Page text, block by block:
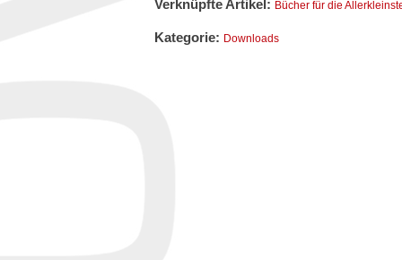
Verknüpfte Artikel: Bücher für die
Kategorie: Downloads